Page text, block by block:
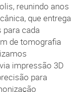
reunindo anos
que entrega
cada
de tomografia
impressão 3D
para